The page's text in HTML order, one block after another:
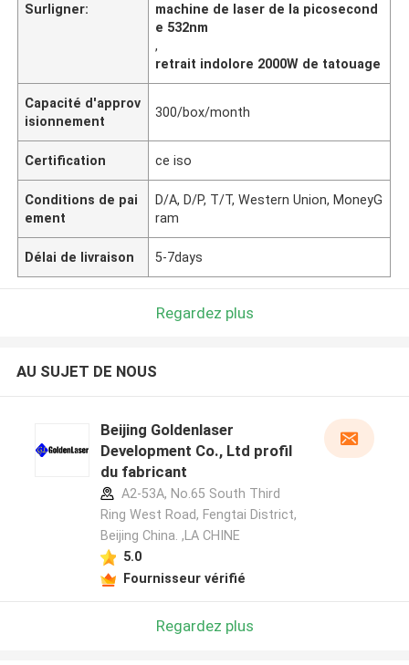
Surligner:
machine de laser de la picosecond
e 532nm
,
retrait indolore 2000W de tatouage
Capacité d'approv
isionnement
300/box/month
Certification ce iso
Conditions de pai
ement
D/A, D/P, T/T, Western Union, MoneyG
ram
Délai de livraison 5-7days
Regardez plus
AU SUJET DE NOUS
Beijing Goldenlaser
Development Co., Ltd profil
du fabricant
A2-53A, No.65 South Third
Ring West Road, Fengtai District,
Beijing China. ,LA CHINE
5.0
Fournisseur vérifié
Regardez plus